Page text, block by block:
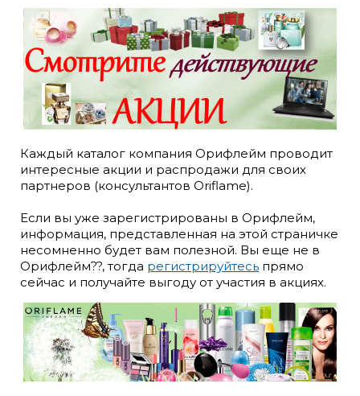
Каждый каталог компания Орифлейм проводит
интересные акции и распродажи для своих
партнеров (консультантов Oriflame).
Если вы уже зарегистрированы в Орифлейм,
информация, представленная на этой страничке
несомненно будет вам полезной. Вы еще не в
Орифлейм??, тогда регистрируйтесь прямо
сейчас и получайте выгоду от участия в акциях.